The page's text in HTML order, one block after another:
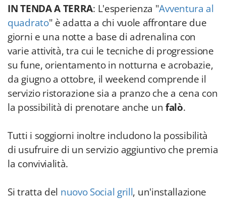
IN TENDA A TERRA: L'esperienza "Avventura al
quadrato" è adatta a chi vuole affrontare due
giorni e una notte a base di adrenalina con
varie attività, tra cui le tecniche di progressione
su fune, orientamento in notturna e acrobazie,
da giugno a ottobre, il weekend comprende il
servizio ristorazione sia a pranzo che a cena con
la possibilità di prenotare anche unfalò.
Tutti i soggiorni inoltre includono la possibilità
di usufruire di un servizio aggiuntivo che premia
la convivialità.
Si tratta del nuovo Social grill, un'installazione